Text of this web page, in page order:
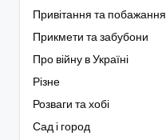
Привітання та побажання
Прикмети та забубони
Про війну в Україні
Різне
Розваги та хобі
Сад і город